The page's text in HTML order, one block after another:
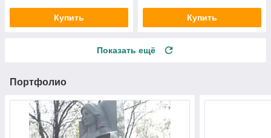
Купить Купить
Показать ещё
Портфолио